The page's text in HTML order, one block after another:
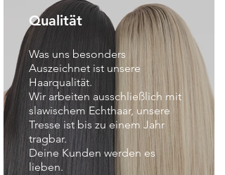
Qualität
Was uns besonders
Auszeichnet ist unsere
Haarqualität.
Wir arbeiten ausschließlich mit
slawischem Echthaar, unsere
Tresse ist bis zu einem Jahr
tragbar.
Deine Kunden werden es
lieben.